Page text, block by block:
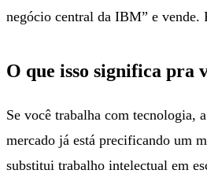
negócio central da IBM” e vende.
O que isso significa pra
Se você trabalha com tecnologia,
mercado já está precificando um
substitui trabalho intelectual em